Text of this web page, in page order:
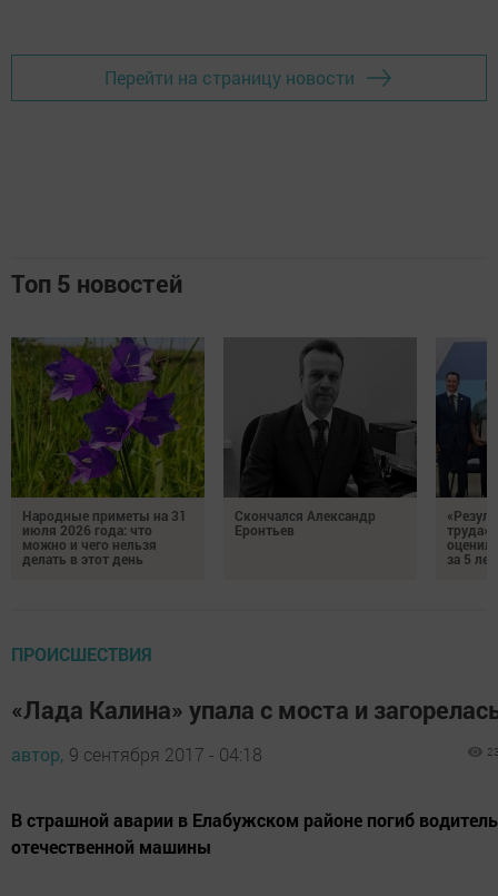
Перейти на страницу новости
Топ 5 новостей
Народные приметы на 31
июля 2026 года: что
можно и чего нельзя
делать в этот день
Скончался Александр
Еронтьев
за 5 лет
ПРОИСШЕСТВИЯ
«Лада Калина» упала с моста и
автор, 9 сентября 2017 - 04:18
В страшной аварии в Елабужском районе погиб водитель
отечественной машины